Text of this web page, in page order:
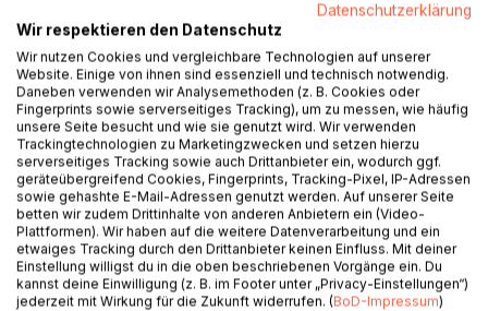
Auf die Merkliste
Titel bewerten
BESCHREIBUNG
Im Wing Tsun existiert ein klassisches
Graduierungssystem, das Schülergrade und Lehrergrade
Datenschutzerklärung
Wir respektieren den Datenschutz
Wir nutzen Cookies und vergleichbare Technologien auf unserer
Website. Einige von ihnen sind essenziell und technisch notwendig.
Daneben verwenden wir Analysemethoden (z. B. Cookies oder
Fingerprints sowie serverseitiges Tracking), um zu messen, wie häufig
unsere Seite besucht und wie sie genutzt wird. Wir verwenden
Trackingtechnologien zu Marketingzwecken und setzen hierzu
serverseitiges Tracking sowie auch Drittanbieter ein, wodurch ggf.
geräteübergreifend Cookies, Fingerprints, Tracking-Pixel, IP-Adressen
sowie gehashte E-Mail-Adressen genutzt werden. Auf unserer Seite
betten wir zudem Drittinhalte von anderen Anbietern ein (Video-
Plattformen). Wir haben auf die weitere Datenverarbeitung und ein
etwaiges Tracking durch den Drittanbieter keinen Einfluss. Mit deiner
Einstellung willigst du in die oben beschriebenen Vorgänge ein. Du
kannst deine Einwilligung (z. B. im Footer unter „Privacy-Einstellungen“)
jederzeit mit Wirkung für die Zukunft widerrufen. (BoD-Impressum)